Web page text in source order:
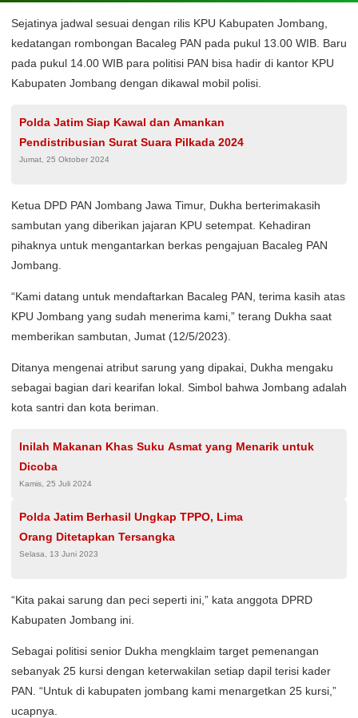
Sejatinya jadwal sesuai dengan rilis KPU Kabupaten Jombang,
kedatangan rombongan Bacaleg PAN pada pukul 13.00 WIB. Baru
pada pukul 14.00 WIB para politisi PAN bisa hadir di kantor KPU
Kabupaten Jombang dengan dikawal mobil polisi.
Polda Jatim Siap Kawal dan Amankan
Pendistribusian Surat Suara Pilkada 2024
Jumat, 25 Oktober 2024
Ketua DPD PAN Jombang Jawa Timur, Dukha berterimakasih
sambutan yang diberikan jajaran KPU setempat. Kehadiran
pihaknya untuk mengantarkan berkas pengajuan Bacaleg PAN
Jombang.
“Kami datang untuk mendaftarkan Bacaleg PAN, terima kasih atas
KPU Jombang yang sudah menerima kami,” terang Dukha saat
memberikan sambutan, Jumat (12/5/2023).
Ditanya mengenai atribut sarung yang dipakai, Dukha mengaku
sebagai bagian dari kearifan lokal. Simbol bahwa Jombang adalah
kota santri dan kota beriman.
Inilah Makanan Khas Suku Asmat yang Menarik untuk
Dicoba
Kamis, 25 Juli 2024
Polda Jatim Berhasil Ungkap TPPO, Lima
Orang Ditetapkan Tersangka
Selasa, 13 Juni 2023
“Kita pakai sarung dan peci seperti ini,” kata anggota DPRD
Kabupaten Jombang ini.
Sebagai politisi senior Dukha mengklaim target pemenangan
sebanyak 25 kursi dengan keterwakilan setiap dapil terisi kader
PAN. “Untuk di kabupaten jombang kami menargetkan 25 kursi,”
ucapnya.